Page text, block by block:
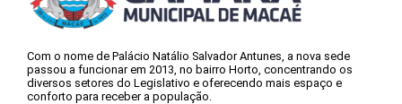
Com o nome de Palácio Natálio Salvador Antunes, a nova sede
passou a funcionar em 2013, no bairro Horto, concentrando os
diversos setores do Legislativo e oferecendo mais espaço e
conforto para receber a população.